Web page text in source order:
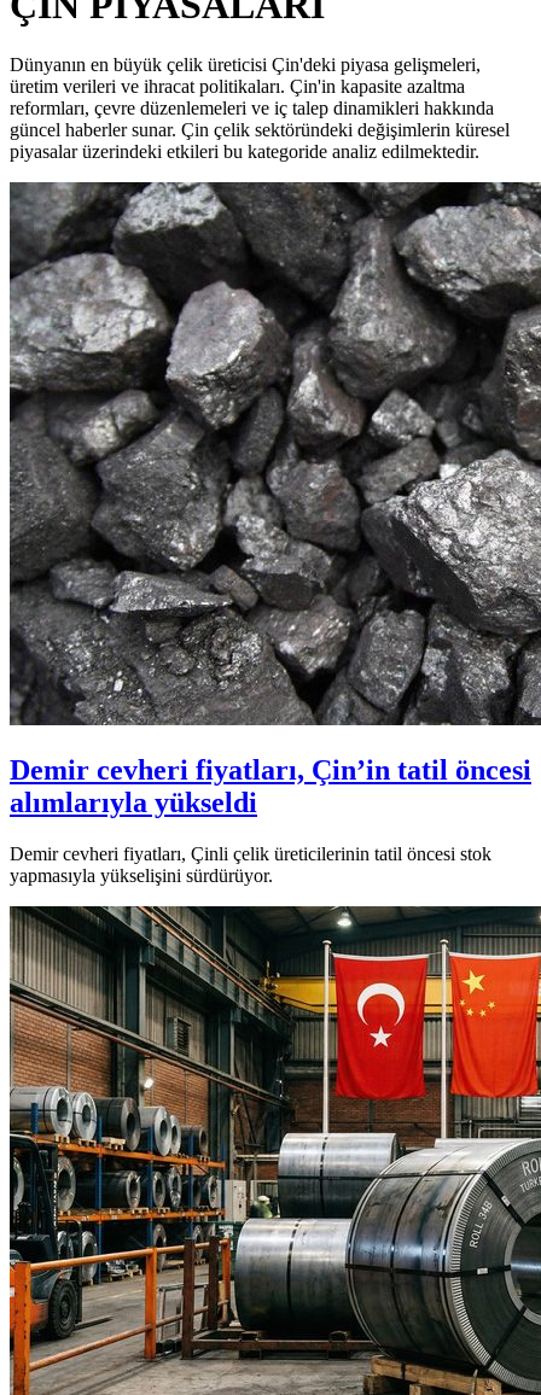
Dünyanın en büyük çelik üreticisi Çin'deki piyasa gelişmeleri,
üretim verileri ve ihracat politikaları. Çin'in kapasite azaltma
reformları, çevre düzenlemeleri ve iç talep dinamikleri hakkında
güncel haberler sunar. Çin çelik sektöründeki değişimlerin küresel
piyasalar üzerindeki etkileri bu kategoride analiz edilmektedir.
Demir cevheri fiyatları, Çin’in tatil öncesi
alımlarıyla yükseldi
Demir cevheri fiyatları, Çinli çelik üreticilerinin tatil öncesi stok
yapmasıyla yükselişini sürdürüyor.